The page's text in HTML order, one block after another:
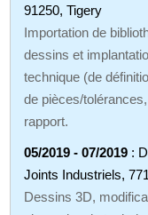
91250, Tigery
Importation de
dessins et
technique (de
de pièces/
rapport.
05/2019 - 07/2019 :
Joints Industriels,
Dessins 3D,